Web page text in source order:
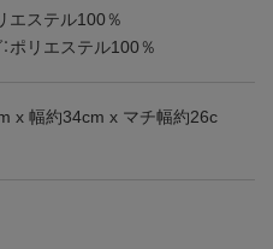
エステル100％
ポリエステル100％
x 幅約34cm x マチ幅約26c